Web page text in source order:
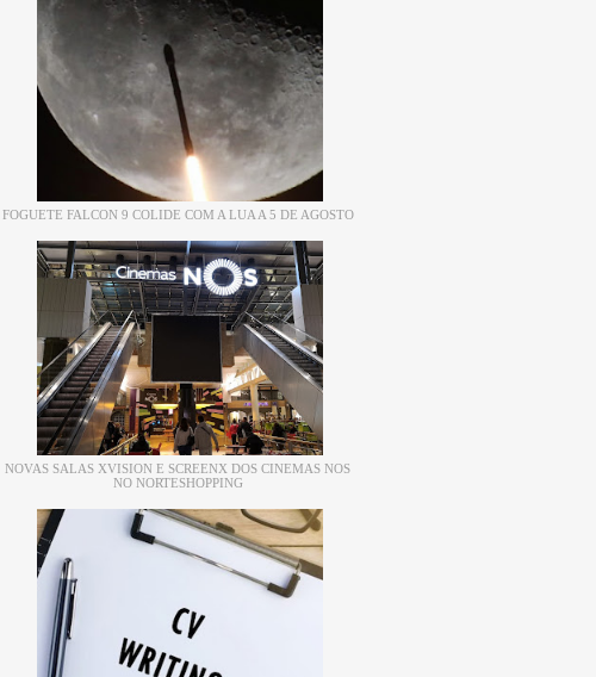
FOGUETE FALCON 9 COLIDE COM A LUA A 5 DE AGOSTO
NOVAS SALAS XVISION E SCREENX DOS CINEMAS NOS
NO NORTESHOPPING